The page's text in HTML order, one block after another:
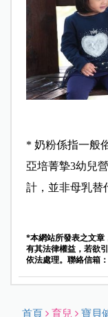
* 奶粉係指一般
亞培菁摯3幼兒
計，並非母乳替
*本網站所發表之文章
有其法律權益，若欲
依法處理。聯絡信箱：
首頁 育兒 寶貝